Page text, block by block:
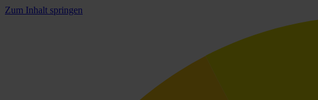
Zum Inhalt springen